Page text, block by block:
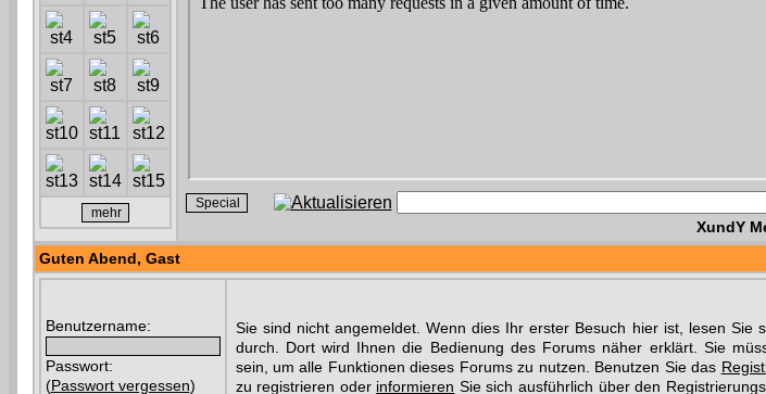
XundY
Guten Abend, Gast
Benutzername:
Passwort:
(Passwort vergessen)
Sie sind nicht angemeldet. Wenn dies Ihr erster Besuch hier ist, lesen Sie
durch. Dort wird Ihnen die Bedienung des Forums näher erklärt. Sie
sein, um alle Funktionen dieses Forums zu nutzen. Benutzen Sie das
zu registrieren oder informieren Sie sich ausführlich über den